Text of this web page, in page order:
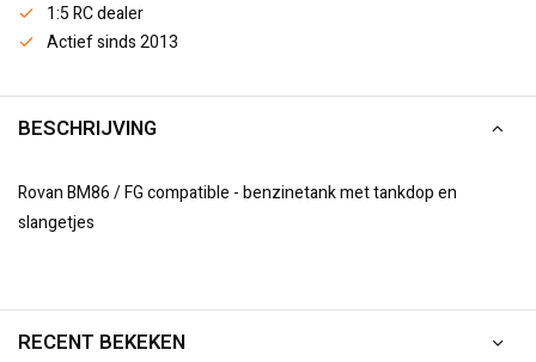
1:5 RC dealer
Actief sinds 2013
BESCHRIJVING
Rovan BM86 / FG compatible - benzinetank met tankdop en
slangetjes
RECENT BEKEKEN